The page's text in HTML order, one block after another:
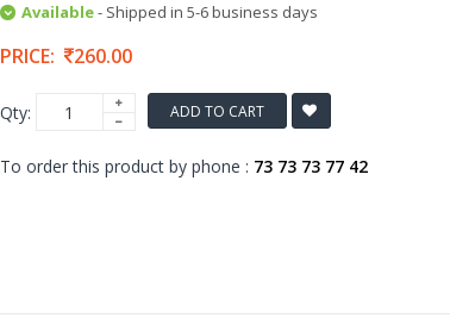
Available- Shipped in 5-6 business days
PRICE: 260.00
Qty: ADD TO CART
To order this product by phone : 73 73 73 77 42